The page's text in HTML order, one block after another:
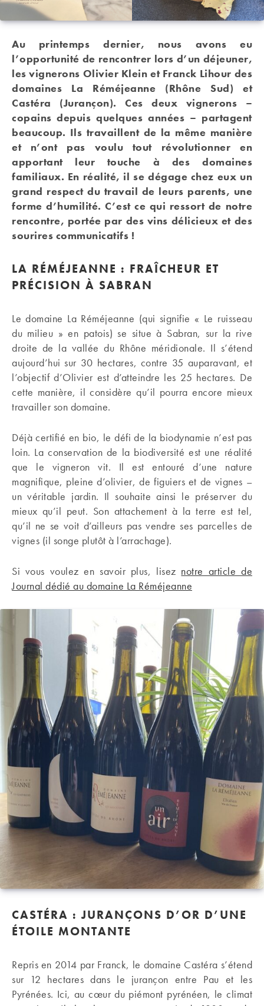
Au printemps dernier, nous avons eu
l’opportunité de rencontrer lors d’un déjeuner,
les vignerons Olivier Klein et Franck Lihour des
domaines La Réméjeanne (Rhône Sud) et
Castéra (Jurançon). Ces deux vignerons –
copains depuis quelques années – partagent
beaucoup. Ils travaillent de la même manière
et n’ont pas voulu tout révolutionner en
apportant leur touche à des domaines
familiaux. En réalité, il se dégage chez eux un
grand respect du travail de leurs parents, une
forme d’humilité. C’est ce qui ressort de notre
rencontre, portée par des vins délicieux et des
sourires communicatifs !
LA RÉMÉJEANNE : FRAÎCHEUR ET
PRÉCISION À SABRAN
Le domaine La Réméjeanne (qui signifie « Le ruisseau
du milieu » en patois) se situe à Sabran, sur la rive
droite de la vallée du Rhône méridionale. Il s’étend
aujourd’hui sur 30 hectares, contre 35 auparavant, et
l’objectif d’Olivier est d’atteindre les 25 hectares. De
cette manière, il considère qu’il pourra encore mieux
travailler son domaine.
Déjà certifié en bio, le défi de la biodynamie n’est pas
loin. La conservation de la biodiversité est une réalité
que le vigneron vit. Il est entouré d’une nature
magnifique, pleine d’olivier, de figuiers et de vignes –
un véritable jardin. Il souhaite ainsi le préserver du
mieux qu’il peut. Son attachement à la terre est tel,
qu’il ne se voit d’ailleurs pas vendre ses parcelles de
vignes (il songe plutôt à l’arrachage).
Si vous voulez en savoir plus, lisez notre article de
Journal dédié au domaine La Réméjeanne
CASTÉRA : JURANÇONS D’OR D’UNE
ÉTOILE MONTANTE
Repris en 2014 par Franck, le domaine Castéra s’étend
sur 12 hectares dans le jurançon entre Pau et les
Pyrénées. Ici, au cœur du piémont pyrénéen, le climat